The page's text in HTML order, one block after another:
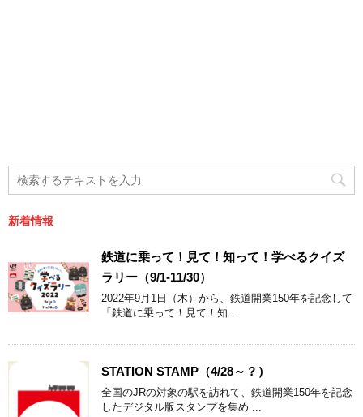
新着情報
鉄道に乗って！見て！知って！学べるクイズ
ラリー（9/1-11/30）
2022年9月1日（木）から、鉄道開業150年を記念して
「鉄道に乗って！見て！知 ...
STATION STAMP（4/28～？）
全国のJRの対象の駅を訪れて、鉄道開業150年を記念
したデジタル版スタンプを集め ...